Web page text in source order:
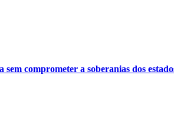
comprometer a soberanias dos